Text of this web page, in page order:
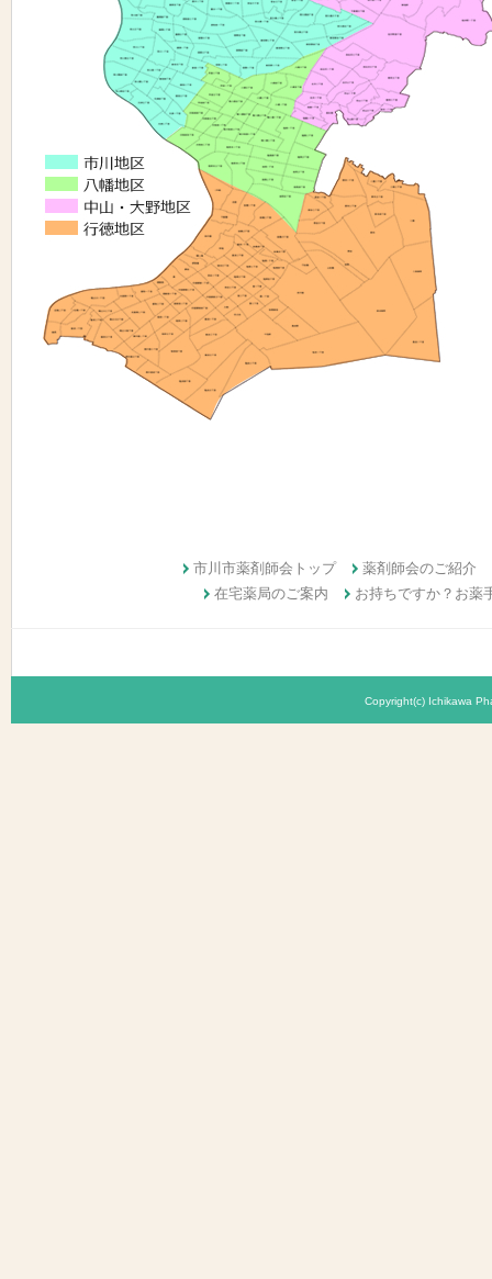
市川市薬剤師会トップ
薬剤師会のご紹介
在宅薬局のご案内
お持ちですか？お薬
Copyright(c) Ichikawa